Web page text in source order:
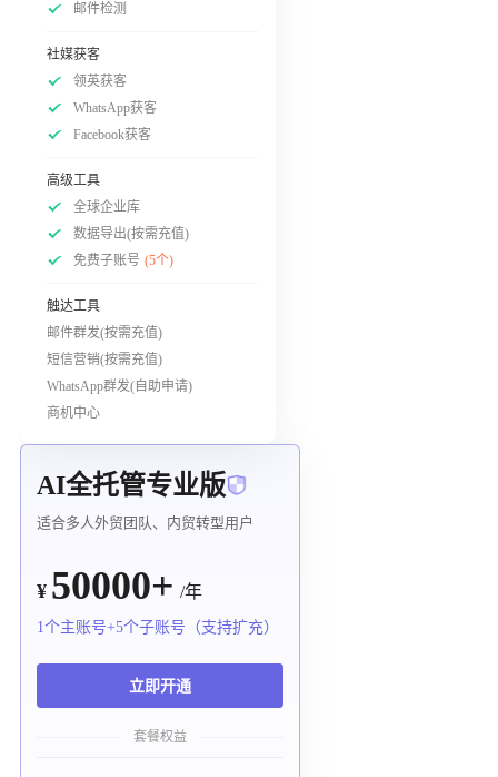
邮件检测
社媒获客
领英获客
WhatsApp获客
Facebook获客
高级工具
全球企业库
数据导出(按需充值)
免费子账号 (5个)
触达工具
邮件群发(按需充值)
短信营销(按需充值)
WhatsApp群发(自助申请)
商机中心
AI全托管专业版
适合多人外贸团队、内贸转型用户
¥ 50000+ /年
1个主账号+5个子账号（支持扩充）
立即开通
套餐权益